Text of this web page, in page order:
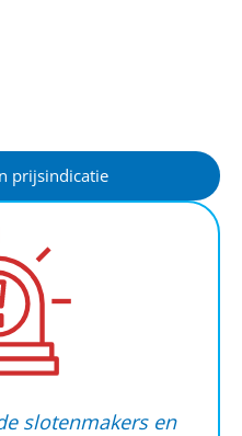
prijsindicatie
slotenmakers en